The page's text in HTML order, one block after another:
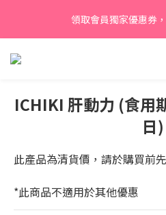
【新會員】即日起至2026月12
「NEW95」
領取會員獨家優惠券
【新會員】即日起至2026月12
「NEW95」
ICHIKI 肝動力 (食用
日)
此產品為清貨價，請於購買前
*此商品不適用於其他優惠